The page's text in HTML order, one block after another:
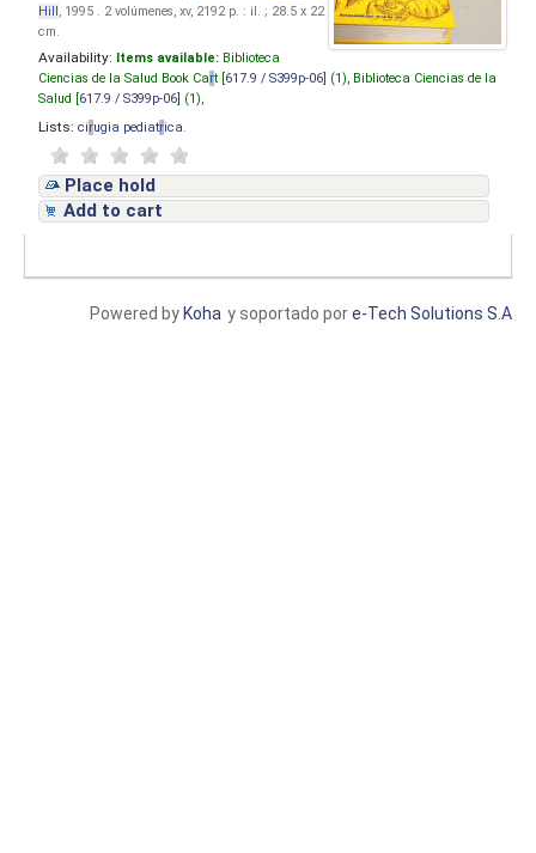
Hill, 1995 . 2 volúmenes, xv, 2192 p. : il. ; 28.5 x 22
cm.
Availability: Items available: Biblioteca
Ciencias de la Salud Book Cart [ 617.9 / S399p-06 ] (1), Biblioteca Ciencias de la
Salud [ 617.9 / S399p-06 ] (1),
Lists: cirugia pediatrica
Place hold
Add to cart
y soportado pore-Tech Solutions S.A
Powered by Koha